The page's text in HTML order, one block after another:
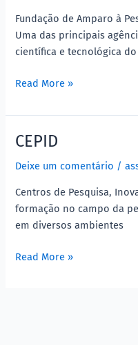
Fundação de Amparo à
Uma das principais
científica e tecnológica
Read More »
CEPID
Deixe um comentário /
Centros de Pesquisa,
formação no campo da
em diversos ambientes
CEPID
Read More »